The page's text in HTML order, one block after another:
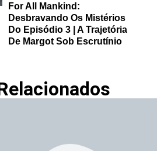
For All Mankind:
Desbravando Os Mistérios
Do Episódio 3 | A Trajetória
De Margot Sob Escrutínio